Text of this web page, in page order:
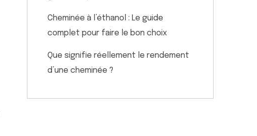
Cheminée à l’éthanol : Le guide
complet pour faire le bon choix
Que signifie réellement le rendement
d’une cheminée ?